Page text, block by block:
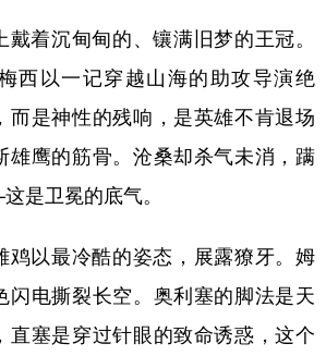
吉林 上海 江苏
安徽 福建 江西
河南 湖北 湖南
广西 海南 重庆
甘肃 青海 宁夏
内蒙古 黑龙江
着沉甸甸的、镶满旧梦的王冠。
西以一记穿越山海的助攻导演绝
而是神性的残响，是英雄不肯退场
雄鹰的筋骨。沧桑却杀气未消，蹒
是卫冕的底气。
以最冷酷的姿态，展露獠牙。姆
闪电撕裂长空。奥利塞的脚法是天
直塞是穿过针眼的致命诱惑，这个